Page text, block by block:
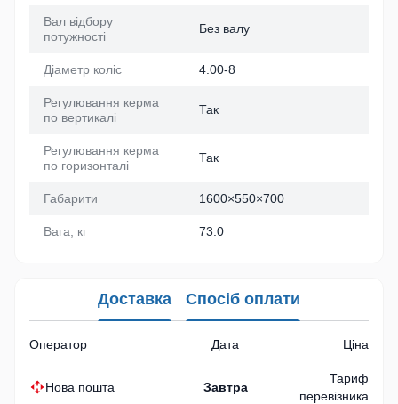
Вал відбору
потужності
Без валу
Діаметр коліс 4.00-8
Регулювання керма
по вертикалі
Так
Регулювання керма
по горизонталі
Так
Габарити 1600×550×700
Вага, кг 73.0
Доставка Спосіб оплати
Оператор Дата Ціна
Нова пошта Завтра
Тариф
перевізника